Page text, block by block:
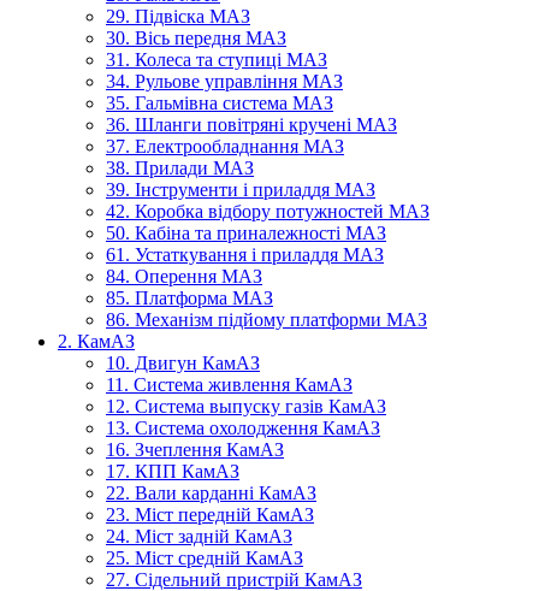
29. Підвіска МАЗ
30. Вісь передня МАЗ
31. Колеса та ступиці МАЗ
34. Рульове управління МАЗ
35. Гальмівна система МАЗ
36. Шланги повітряні кручені МАЗ
37. Електрообладнання МАЗ
38. Прилади МАЗ
39. Інструменти і приладдя МАЗ
42. Коробка відбору потужностей МАЗ
50. Кабіна та приналежності МАЗ
61. Устаткування і приладдя МАЗ
84. Оперення МАЗ
85. Платформа МАЗ
86. Механізм підйому платформи МАЗ
2. КамАЗ
10. Двигун КамАЗ
11. Система живлення КамАЗ
12. Система выпуску газів КамАЗ
13. Система охолодження КамАЗ
16. Зчеплення КамАЗ
17. КПП КамАЗ
22. Вали карданні КамАЗ
23. Міст передній КамАЗ
24. Міст задній КамАЗ
25. Міст средній КамАЗ
27. Сідельний пристрій КамАЗ